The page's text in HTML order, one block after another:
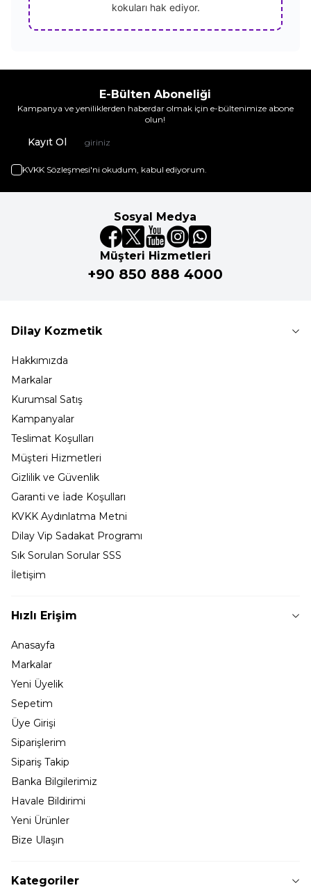
kokuları hak ediyor.
E-Bülten Aboneliği
Kampanya ve yeniliklerden haberdar olmak için e-bültenimize abone
olun!
Kayıt Ol
KVKK Sözleşmesi'ni okudum, kabul ediyorum.
Sosyal Medya
Müşteri Hizmetleri
+90 850 888 4000
Dilay Kozmetik
Hakkımızda
Markalar
Kurumsal Satış
Kampanyalar
Teslimat Koşulları
Müşteri Hizmetleri
Gizlilik ve Güvenlik
Garanti ve İade Koşulları
KVKK Aydınlatma Metni
Dilay Vip Sadakat Programı
Sık Sorulan Sorular SSS
İletişim
Hızlı Erişim
Anasayfa
Markalar
Yeni Üyelik
Sepetim
Üye Girişi
Siparişlerim
Sipariş Takip
Banka Bilgilerimiz
Havale Bildirimi
Yeni Ürünler
Bize Ulaşın
Kategoriler